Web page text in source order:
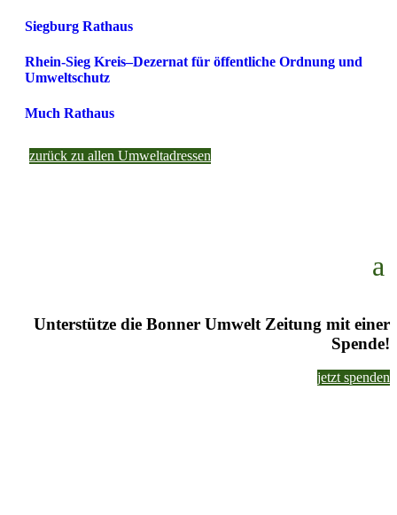
Siegburg Rathaus
Rhein-Sieg Kreis–Dezernat für öffentliche Ordnung und
Umweltschutz
Much Rathaus
zurück zu allen Umweltadressen
Unterstütze die Bonner Umwelt Zeitung mit einer
Spende!
jetzt spenden